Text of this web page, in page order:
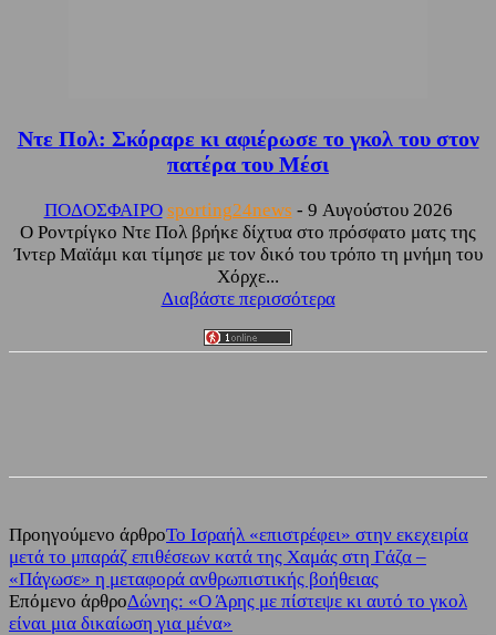
Ντε Πολ: Σκόραρε κι αφιέρωσε το γκολ του στον
πατέρα του Μέσι
ΠΟΔΟΣΦΑΙΡΟ sporting24news - 9 Αυγούστου 2026
Ο Ροντρίγκο Ντε Πολ βρήκε δίχτυα στο πρόσφατο ματς της
Ίντερ Μαϊάμι και τίμησε με τον δικό του τρόπο τη μνήμη του
Χόρχε...
Διαβάστε περισσότερα
Προηγούμενο άρθροΤο Ισραήλ «επιστρέφει» στην εκεχειρία
μετά το μπαράζ επιθέσεων κατά της Χαμάς στη Γάζα –
«Πάγωσε» η μεταφορά ανθρωπιστικής βοήθειας
Επόμενο άρθροΔώνης: «Ο Άρης με πίστεψε κι αυτό το γκολ
είναι μια δικαίωση για μένα»